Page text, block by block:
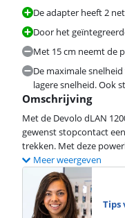
De adapter heeft 2
Door het
Met 15 cm neemt de
De maximale
lagere snelheid. Ook
Omschrijving
Met de Devolo dLAN
gewenst stopcontact
trekken. Met deze
Meer weergeven
Tips